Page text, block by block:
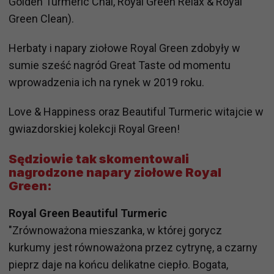
Green Clean).
Herbaty i napary ziołowe Royal Green zdobyły w
sumie sześć nagród Great Taste od momentu
wprowadzenia ich na rynek w 2019 roku.
Love & Happiness oraz Beautiful Turmeric witajcie w
gwiazdorskiej kolekcji Royal Green!
Sędziowie tak skomentowali
nagrodzone napary ziołowe Royal
Green:
Royal Green Beautiful Turmeric
"Zrównoważona mieszanka, w której gorycz
kurkumy jest równoważona przez cytrynę, a czarny
pieprz daje na końcu delikatne ciepło. Bogata,